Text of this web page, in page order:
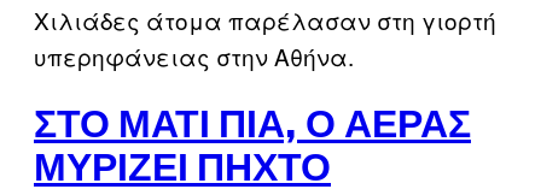
Χιλιάδες άτομα παρέλασαν στη γιορτή
υπερηφάνειας στην Αθήνα.
ΣΤΟ ΜΆΤΙ ΠΙΑ, Ο ΑΈΡΑΣ
ΜΥΡΊΖΕΙ ΠΗΧΤΌ